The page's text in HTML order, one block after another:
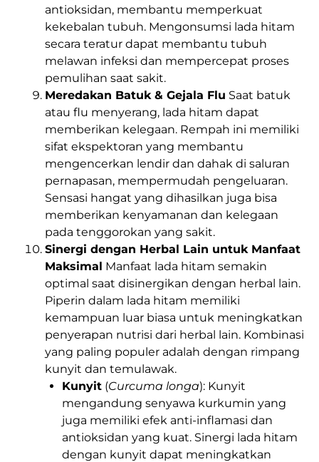
antioksidan, membantu memperkuat
kekebalan tubuh. Mengonsumsi lada hitam
secara teratur dapat membantu tubuh
melawan infeksi dan mempercepat proses
pemulihan saat sakit.
Meredakan Batuk & Gejala Flu Saat batuk
atau flu menyerang, lada hitam dapat
memberikan kelegaan. Rempah ini memiliki
sifat ekspektoran yang membantu
mengencerkan lendir dan dahak di saluran
pernapasan, mempermudah pengeluaran.
Sensasi hangat yang dihasilkan juga bisa
memberikan kenyamanan dan kelegaan
pada tenggorokan yang sakit.
Sinergi dengan Herbal Lain untuk Manfaat
Maksimal Manfaat lada hitam semakin
optimal saat disinergikan dengan herbal lain.
Piperin dalam lada hitam memiliki
kemampuan luar biasa untuk meningkatkan
penyerapan nutrisi dari herbal lain. Kombinasi
yang paling populer adalah dengan rimpang
kunyit dan temulawak.
Kunyit (Curcuma longa): Kunyit
mengandung senyawa kurkumin yang
juga memiliki efek anti-inflamasi dan
antioksidan yang kuat. Sinergi lada hitam
dengan kunyit dapat meningkatkan